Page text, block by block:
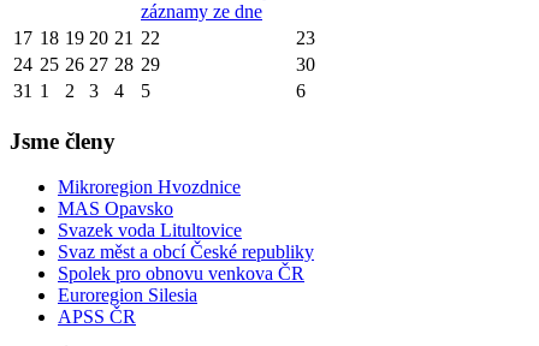
záznamy ze dne
17 18 19 20 21 22
23
24 25 26 27 28 29
30
31 1 2 3 4 5 6
Jsme členy
Mikroregion Hvozdnice
MAS Opavsko
Svazek voda Litultovice
Svaz měst a obcí České republiky
Spolek pro obnovu venkova ČR
Euroregion Silesia
APSS ČR